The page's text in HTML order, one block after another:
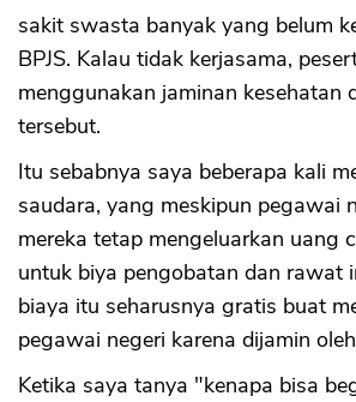
sakit swasta banyak yang belum
BPJS. Kalau tidak kerjasama,
menggunakan jaminan kesehatan
tersebut.
Itu sebabnya saya beberapa kali
saudara, yang meskipun pegawai
mereka tetap mengeluarkan uang
untuk biya pengobatan dan rawat
biaya itu seharusnya gratis buat
pegawai negeri karena dijamin oleh
Ketika saya tanya "kenapa bisa